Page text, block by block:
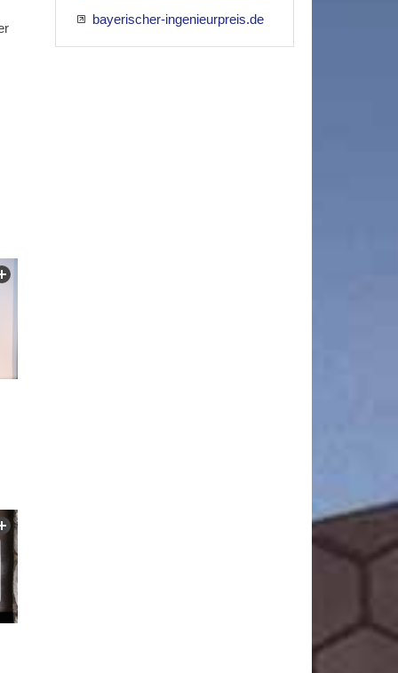
bayerischer-ingenieurpreis.de